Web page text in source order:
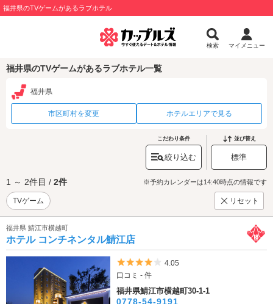
福井県のTVゲームがあるラブホテル
検索 マイメニュー
福井県のTVゲームがあるラブホテル一覧
福井県
市区町村を変更 ホテルエリアで見る
こだわり条件
絞り込む
並び替え
標準
1 ～ 2件目 / 2件 ※予約カレンダーは14:40時点の情報です
TVゲーム リセット
福井県 鯖江市横越町
ホテル コンチネンタル鯖江店
5つ星のうち4
4.05
口コミ - 件
福井県鯖江市横越町30-1-1
0778-54-9191